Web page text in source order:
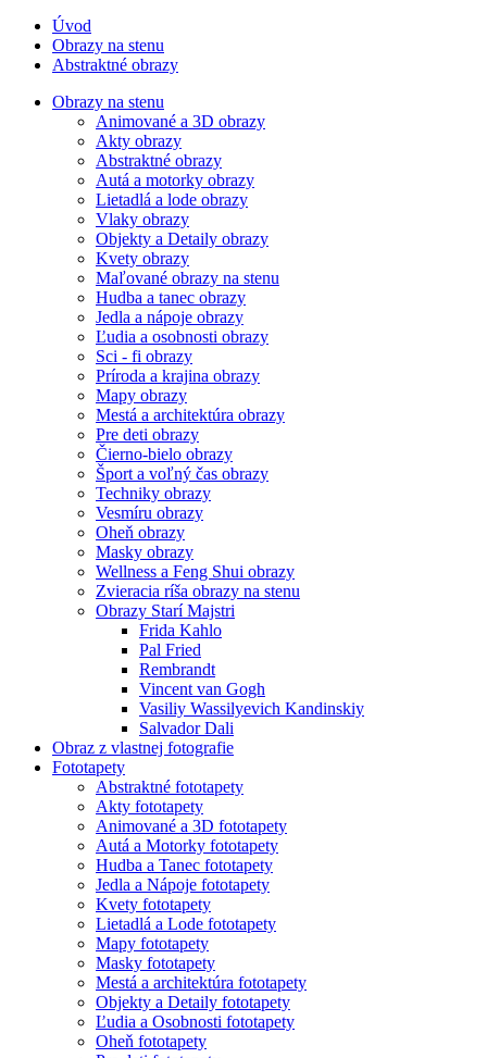
Úvod
Obrazy na stenu
Abstraktné obrazy
Obrazy na stenu
Animované a 3D obrazy
Akty obrazy
Abstraktné obrazy
Autá a motorky obrazy
Lietadlá a lode obrazy
Vlaky obrazy
Objekty a Detaily obrazy
Kvety obrazy
Maľované obrazy na stenu
Hudba a tanec obrazy
Jedla a nápoje obrazy
Ľudia a osobnosti obrazy
Sci - fi obrazy
Príroda a krajina obrazy
Mapy obrazy
Mestá a architektúra obrazy
Pre deti obrazy
Čierno-bielo obrazy
Šport a voľný čas obrazy
Techniky obrazy
Vesmíru obrazy
Oheň obrazy
Masky obrazy
Wellness a Feng Shui obrazy
Zvieracia ríša obrazy na stenu
Obrazy Starí Majstri
Frida Kahlo
Pal Fried
Rembrandt
Vincent van Gogh
Vasiliy Wassilyevich Kandinskiy
Salvador Dali
Obraz z vlastnej fotografie
Fototapety
Abstraktné fototapety
Akty fototapety
Animované a 3D fototapety
Autá a Motorky fototapety
Hudba a Tanec fototapety
Jedla a Nápoje fototapety
Kvety fototapety
Lietadlá a Lode fototapety
Mapy fototapety
Masky fototapety
Mestá a architektúra fototapety
Objekty a Detaily fototapety
Ľudia a Osobnosti fototapety
Oheň fototapety